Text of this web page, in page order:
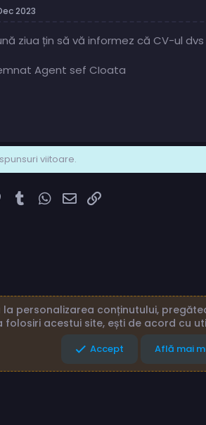
2023
ziua țin să vă informez că CV-ul
Agent sef CIoata
viitoare.
PinterestTumblrWhatsApp
Email
Politică de confidențialitate
personalizarea conținutului,
folosiri acestui site, ești de acord cu
Accept Află mai